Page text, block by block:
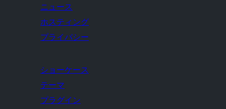
ニュース
ホスティング
プライバシー
ショーケース
テーマ
プラグイン